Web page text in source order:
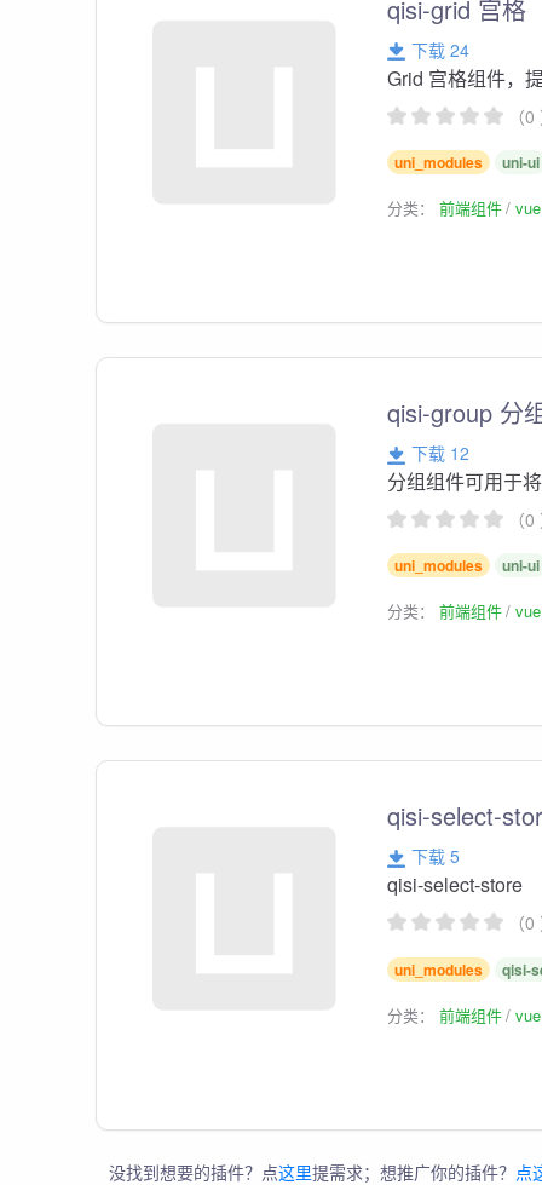
qisi-grid 宫格
下载 24
Grid 宫格组件，
（
uni_modules uni-ui
分类：前端组件
qisi-group 分
下载 12
分组组件可用于
（
uni_modules uni-ui
分类：前端组件
qisi-select-
下载 5
qisi-select-store
（
uni_modules qisi-
分类：前端组件
没找到想要的插件？点这里提需求；想推广你的插件？ 点